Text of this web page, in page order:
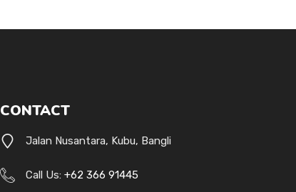
CONTACT
Jalan Nusantara, Kubu, Bangli
Call Us: +62 366 91445